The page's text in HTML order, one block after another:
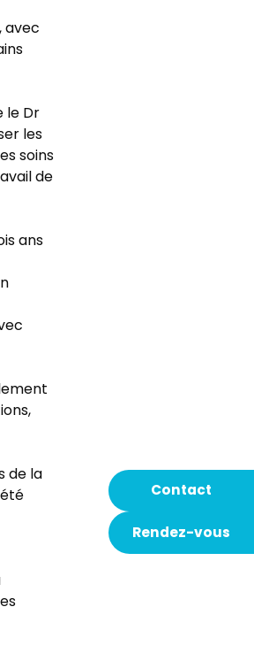
Contact
Rendez-vous
avec
le Dr
les
soins
de
ans
de la